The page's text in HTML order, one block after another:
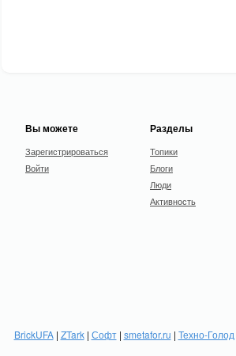
Вы можете
Зарегистрироваться
Войти
Разделы
Топики
Блоги
Люди
Активность
BrickUFA| ZTark| Софт| smetafor.ru | Техно-Голод